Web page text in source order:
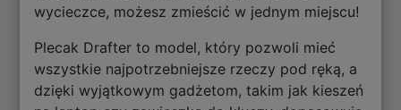
wycieczce, możesz zmieścić w jednym miejscu!
Plecak Drafter to model, który pozwoli mieć
wszystkie najpotrzebniejsze rzeczy pod ręką, a
dzięki wyjątkowym gadżetom, takim jak kieszeń